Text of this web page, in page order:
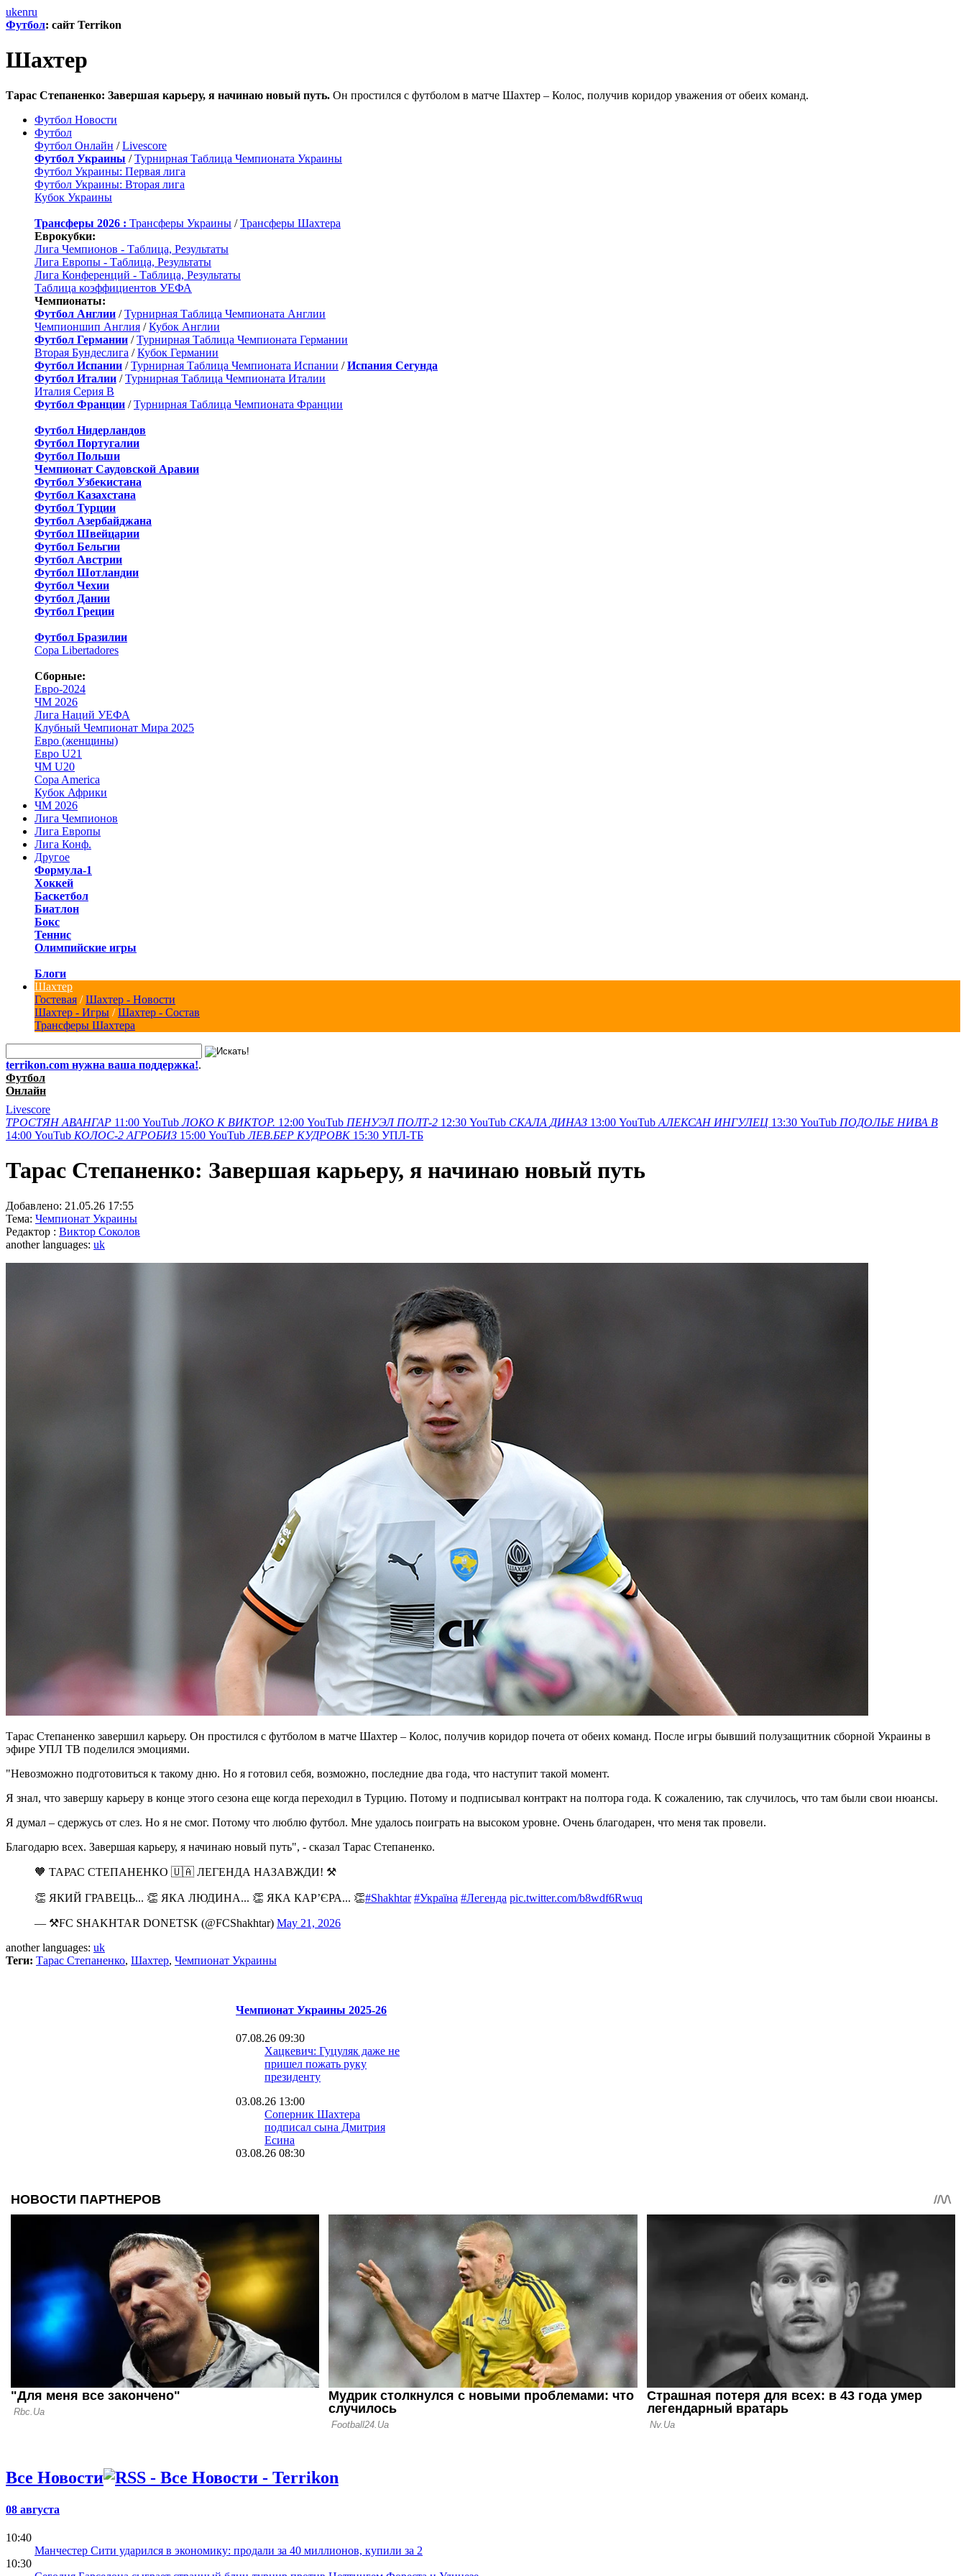
ukenru
Футбол: сайт Terrikon
Шахтер
Тарас Степаненко: Завершая карьеру, я начинаю новый путь. Он простился с футболом в матче Шахтер – Колос, получив коридор уважения от обеих команд.
Футбол Новости
Футбол
Футбол Онлайн /Livescore
Футбол Украины /Турнирная Таблица Чемпионата Украины
Футбол Украины: Первая лига
Футбол Украины: Вторая лига
Кубок Украины
Трансферы 2026 : Трансферы Украины /Трансферы Шахтера
Еврокубки:
Лига Чемпионов - Таблица, Результаты
Лига Европы - Таблица, Результаты
Лига Конференций - Таблица, Результаты
Таблица коэффициентов УЕФА
Чемпионаты:
Футбол Англии /Турнирная Таблица Чемпионата Англии
Чемпионшип Англия /Кубок Англии
Футбол Германии /Турнирная Таблица Чемпионата Германии
Вторая Бундеслига /Кубок Германии
Футбол Испании /Турнирная Таблица Чемпионата Испании /Испания Сегунда
Футбол Италии /Турнирная Таблица Чемпионата Италии
Италия Серия B
Футбол Франции /Турнирная Таблица Чемпионата Франции
Футбол Нидерландов
Футбол Португалии
Футбол Польши
Чемпионат Саудовской Аравии
Футбол Узбекистана
Футбол Казахстана
Футбол Турции
Футбол Азербайджана
Футбол Швейцарии
Футбол Бельгии
Футбол Австрии
Футбол Шотландии
Футбол Чехии
Футбол Дании
Футбол Греции
Футбол Бразилии
Copa Libertadores
Сборные:
Евро-2024
ЧМ 2026
Лига Наций УЕФА
Клубный Чемпионат Мира 2025
Евро (женщины)
Евро U21
ЧМ U20
Copa America
Кубок Африки
ЧМ 2026
Лига Чемпионов
Лига Европы
Лига Конф.
Другое
Формула-1
Хоккей
Баскетбол
Биатлон
Бокс
Теннис
Олимпийские игры
Блоги
Шахтер
Гостевая /Шахтер - Новости
Шахтер - Игры /Шахтер - Состав
Трансферы Шахтера
terrikon.com нужна ваша поддержка!.
Футбол
Онлайн
Livescore
ТРОСТЯН АВАНГАР 11:00 YouTub ЛОКО К ВИКТОР. 12:00 YouTub ПЕНУЭЛ ПОЛТ-2 12:30 YouTub СКАЛА ДИНАЗ 13:00 YouTub АЛЕКСАН ИНГУЛЕЦ 13:30 YouTub ПОДОЛЬЕ НИВА В
14:00 YouTub КОЛОС-2 АГРОБИЗ 15:00 YouTub ЛЕВ.БЕР КУДРОВК 15:30 УПЛ-ТБ
Тарас Степаненко: Завершая карьеру, я начинаю новый путь
Добавлено: 21.05.26 17:55
Тема: Чемпионат Украины
Редактор : Виктор Соколов
another languages: uk
Тарас Степаненко завершил карьеру. Он простился с футболом в матче Шахтер – Колос, получив коридор почета от обеих команд. После игры бывший полузащитник сборной Украины в
эфире УПЛ ТВ поделился эмоциями.
"Невозможно подготовиться к такому дню. Но я готовил себя, возможно, последние два года, что наступит такой момент.
Я знал, что завершу карьеру в конце этого сезона еще когда переходил в Турцию. Потому и подписывал контракт на полтора года. К сожалению, так случилось, что там были свои нюансы.
Я думал – сдержусь от слез. Но я не смог. Потому что люблю футбол. Мне удалось поиграть на высоком уровне. Очень благодарен, что меня так провели.
Благодарю всех. Завершая карьеру, я начинаю новый путь", - сказал Тарас Степаненко.
🧡 ТАРАС СТЕПАНЕНКО 🇺🇦 ЛЕГЕНДА НАЗАВЖДИ! ⚒️
👏 ЯКИЙ ГРАВЕЦЬ... 👏 ЯКА ЛЮДИНА... 👏 ЯКА КАРʼЄРА... 👏#Shakhtar #Україна #Легенда pic.twitter.com/b8wdf6Rwuq
— ⚒FC SHAKHTAR DONETSK (@FCShakhtar) May 21, 2026
another languages: uk
Теги: Тарас Степаненко, Шахтер, Чемпионат Украины
Чемпионат Украины 2025-26
07.08.26 09:30
Хацкевич: Гуцуляк даже не
пришел пожать руку
президенту
03.08.26 13:00
Соперник Шахтера
подписал сына Дмитрия
Есина
03.08.26 08:30
16.07.26 18:11
Сергей Палкин: Не тяните
нас в Советский Союз
12.07.26 12:31
Ротань: Туран поправил
слабое место Шахтера
последних лет
Все Новости
08 августа
10:40
Манчестер Сити ударился в экономику: продали за 40 миллионов, купили за 2
10:30